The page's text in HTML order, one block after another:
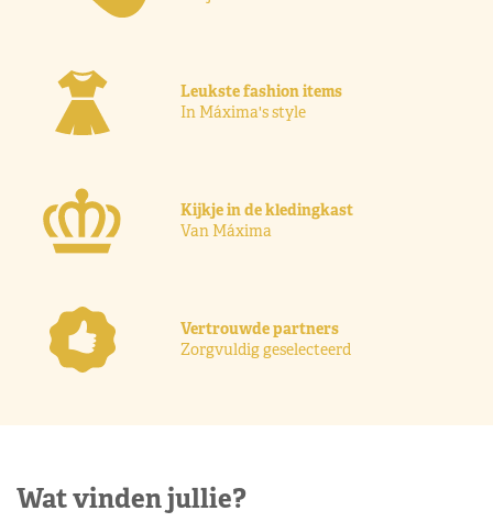
Leukste fashion items
In Máxima's style
Kijkje in de kledingkast
Van Máxima
Vertrouwde partners
Zorgvuldig geselecteerd
Wat vinden jullie?